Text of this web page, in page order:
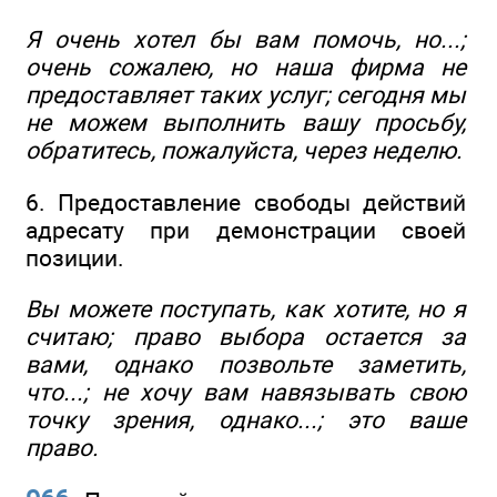
Я очень хотел бы вам помочь, но...;
очень сожалею, но наша фирма не
предоставляет таких услуг; сегодня мы
не можем выполнить вашу просьбу,
обратитесь, пожалуйста, через неделю.
6. Предоставление свободы действий
адресату при демонстрации своей
позиции.
Вы можете поступать, как хотите, но я
считаю; право выбора остается за
вами, однако позвольте заметить,
что...; не хочу вам навязывать свою
точку зрения, однако...; это ваше
право.